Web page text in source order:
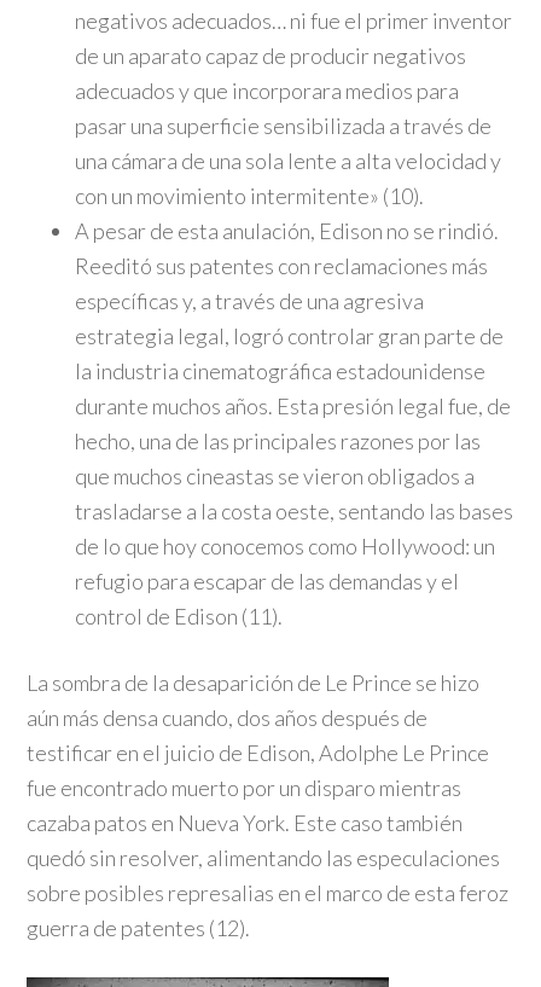
negativos adecuados… ni fue el primer inventor
de un aparato capaz de producir negativos
adecuados y que incorporara medios para
pasar una superficie sensibilizada a través de
una cámara de una sola lente a alta velocidad y
con un movimiento intermitente» (10).
A pesar de esta anulación, Edison no se rindió.
Reeditó sus patentes con reclamaciones más
específicas y, a través de una agresiva
estrategia legal, logró controlar gran parte de
la industria cinematográfica estadounidense
durante muchos años. Esta presión legal fue, de
hecho, una de las principales razones por las
que muchos cineastas se vieron obligados a
trasladarse a la costa oeste, sentando las bases
de lo que hoy conocemos como Hollywood: un
refugio para escapar de las demandas y el
control de Edison (11).
La sombra de la desaparición de Le Prince se hizo
aún más densa cuando, dos años después de
testificar en el juicio de Edison, Adolphe Le Prince
fue encontrado muerto por un disparo mientras
cazaba patos en Nueva York. Este caso también
quedó sin resolver, alimentando las especulaciones
sobre posibles represalias en el marco de esta feroz
guerra de patentes (12).